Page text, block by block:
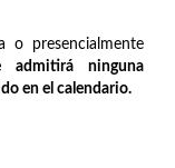
o presencialmente
admitirá ninguna
en el calendario.